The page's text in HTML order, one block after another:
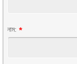
নাম: *